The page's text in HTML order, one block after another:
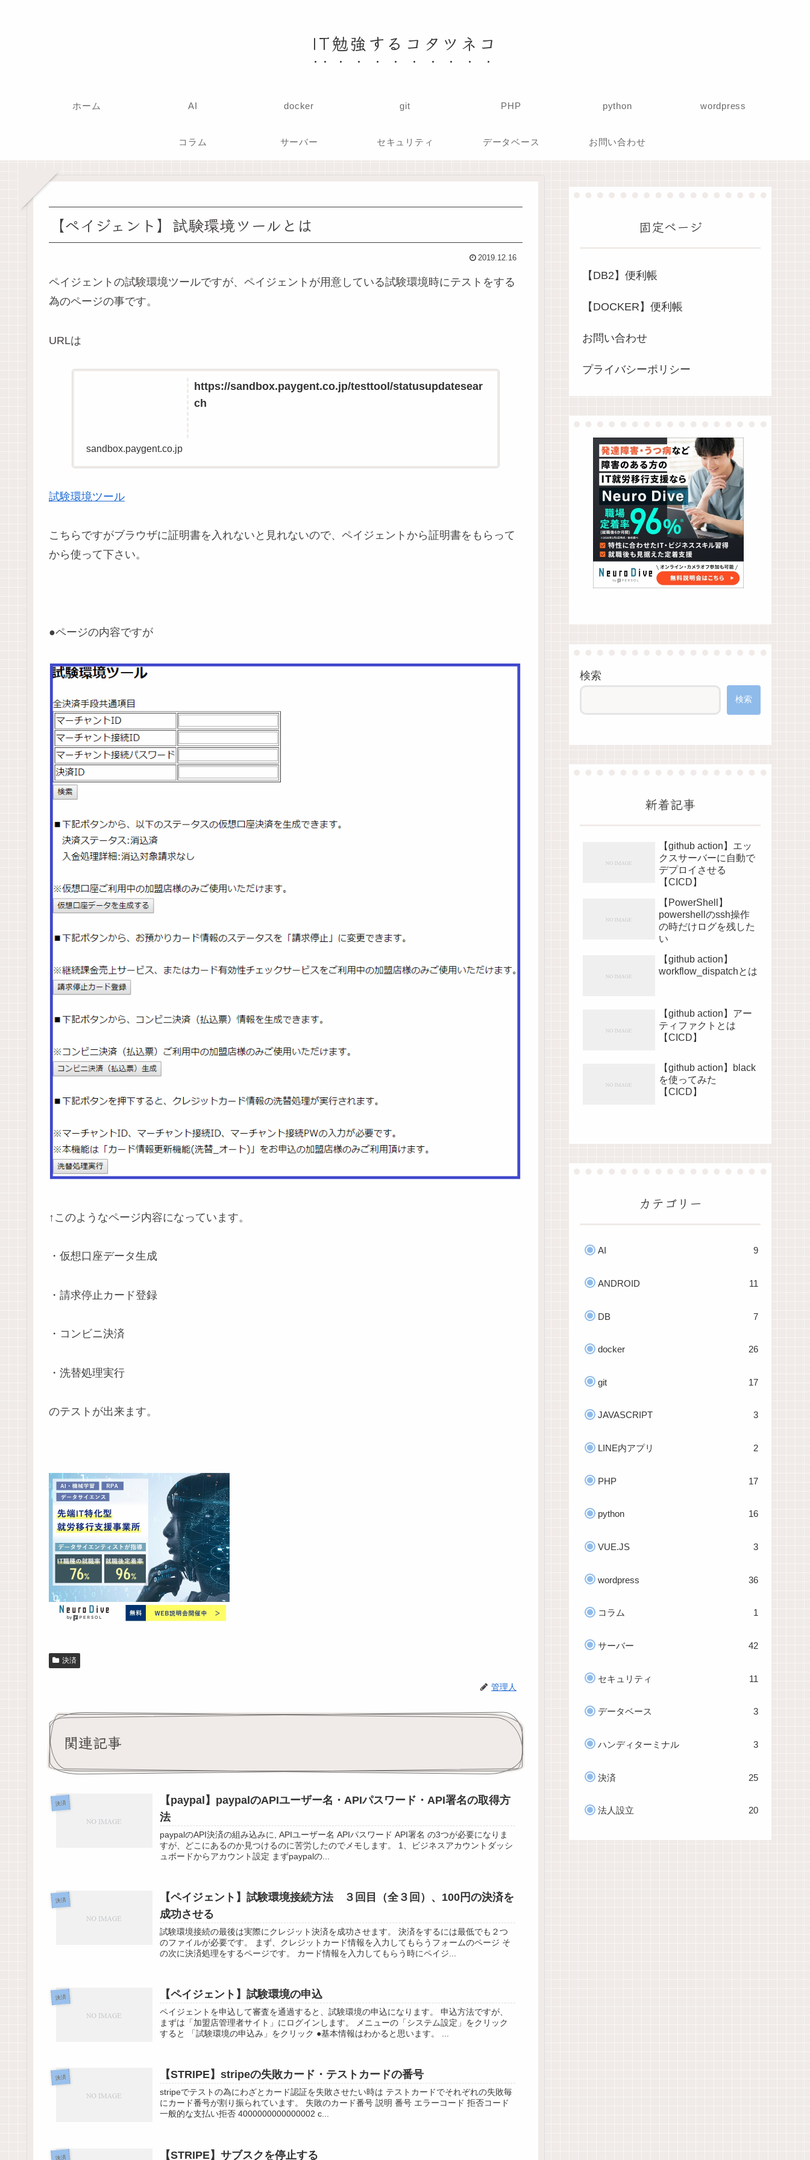
IT勉強するコタツネコ
ホーム AI docker git PHP python wordpress
コラム サーバー セキュリティ データベース お問い合わせ
【ペイジェント】試験環境ツールとは
2019.12.16
ペイジェントの試験環境ツールですが、ペイジェントが用意している試験環境時にテストをする
為のページの事です。
URLは
https://sandbox.paygent.co.jp/testtool/statusupdatesear
ch
sandbox.paygent.co.jp
試験環境ツール
こちらですがブラウザに証明書を入れないと見れないので、ペイジェントから証明書をもらって
から使って下さい。
●ページの内容ですが
↑このようなページ内容になっています。
・仮想口座データ生成
・請求停止カード登録
・コンビニ決済
・洗替処理実行
のテストが出来ます。
決済
管理人
関連記事
決済
【paypal】paypalのAPIユーザー名・APIパスワード・API署名の取得方
法
paypalのAPI決済の組み込みに, APIユーザー名 APIパスワード API署名 の3つが必要になりま
すが、どこにあるのか見つけるのに苦労したのでメモします。 1、ビジネスアカウントダッシ
ュボードからアカウント設定 まずpaypalの...
決済
【ペイジェント】試験環境接続方法 ３回目（全３回）、100円の決済を
成功させる
試験環境接続の最後は実際にクレジット決済を成功させます。 決済をするには最低でも２つ
のファイルが必要です。 まず、クレジットカード情報を入力してもらうフォームのページ そ
の次に決済処理をするページです。 カード情報を入力してもらう時にペイジ...
決済 【ペイジェント】試験環境の申込
ペイジェントを申込して審査を通過すると、試験環境の申込になります。 申込方法ですが、
まずは「加盟店管理者サイト」にログインします。 メニューの「システム設定」をクリック
すると 「試験環境の申込み」をクリック ●基本情報はわかると思います。 ...
決済 【STRIPE】stripeの失敗カード・テストカードの番号
stripeでテストの為にわざとカード認証を失敗させたい時は テストカードでそれぞれの失敗毎
にカード番号が割り振られています。 失敗のカード番号 説明 番号 エラーコード 拒否コード
一般的な支払い拒否 4000000000000002 c...
決済 【STRIPE】サブスクを停止する
固定ページ
【DB2】便利帳
【DOCKER】便利帳
お問い合わせ
プライバシーポリシー
検索
検索
新着記事
【github action】エッ
クスサーバーに自動で
デプロイさせる
【CICD】
【PowerShell】
powershellのssh操作
の時だけログを残した
い
【github action】
workflow_dispatchとは
【github action】アー
ティファクトとは
【CICD】
【github action】black
を使ってみた
【CICD】
カテゴリー
AI 9
ANDROID 11
DB 7
docker 26
git 17
JAVASCRIPT 3
LINE内アプリ 2
PHP 17
python 16
VUE.JS 3
wordpress 36
コラム 1
サーバー 42
セキュリティ 11
データベース 3
ハンディターミナル 3
決済 25
法人設立 20